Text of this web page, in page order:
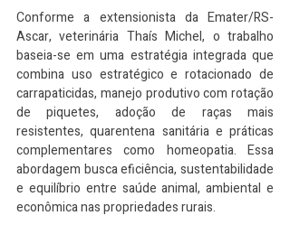
Conforme a extensionista da Emater/RS-
Ascar, veterinária Thaís Michel, o trabalho
baseia-se em uma estratégia integrada que
combina uso estratégico e rotacionado de
carrapaticidas, manejo produtivo com rotação
de piquetes, adoção de raças mais
resistentes, quarentena sanitária e práticas
complementares como homeopatia. Essa
abordagem busca eficiência, sustentabilidade
e equilíbrio entre saúde animal, ambiental e
econômica nas propriedades rurais.